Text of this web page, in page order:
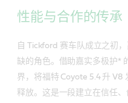
性能与合作的传承
自 Tickford 赛车队成立之初
缺的角色。借助嘉实多极护*
界，将福特 Coyote 5.4 升 V8
释放。这是一段建立在信任